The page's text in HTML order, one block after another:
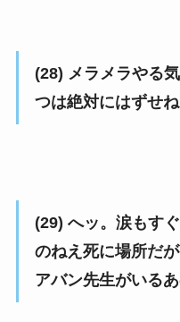
(28) メラメラやる
つは絶対にはずせ
(29) へッ。涙もす
のねえ死に場所だ
アバン先生がいるあ